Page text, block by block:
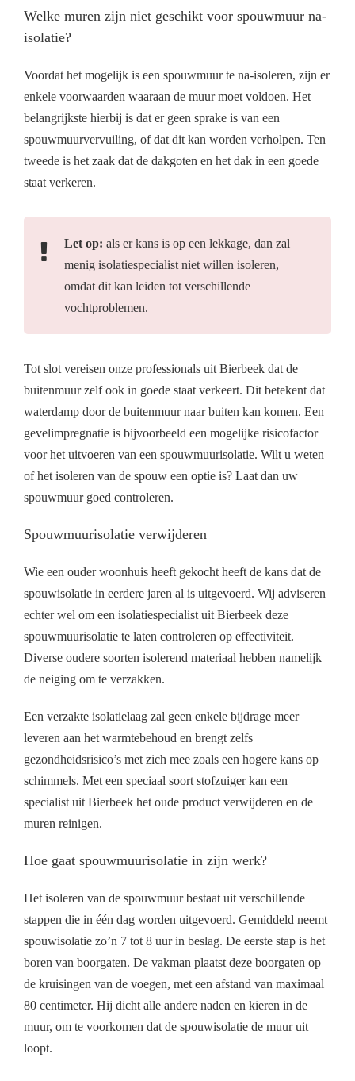
Welke muren zijn niet geschikt voor spouwmuur na-
isolatie?
Voordat het mogelijk is een spouwmuur te na-isoleren, zijn er
enkele voorwaarden waaraan de muur moet voldoen. Het
belangrijkste hierbij is dat er geen sprake is van een
spouwmuurvervuiling, of dat dit kan worden verholpen. Ten
tweede is het zaak dat de dakgoten en het dak in een goede
staat verkeren.
Let op: als er kans is op een lekkage, dan zal
menig isolatiespecialist niet willen isoleren,
omdat dit kan leiden tot verschillende
vochtproblemen.
Tot slot vereisen onze professionals uit Bierbeek dat de
buitenmuur zelf ook in goede staat verkeert. Dit betekent dat
waterdamp door de buitenmuur naar buiten kan komen. Een
gevelimpregnatie is bijvoorbeeld een mogelijke risicofactor
voor het uitvoeren van een spouwmuurisolatie. Wilt u weten
of het isoleren van de spouw een optie is? Laat dan uw
spouwmuur goed controleren.
Spouwmuurisolatie verwijderen
Wie een ouder woonhuis heeft gekocht heeft de kans dat de
spouwisolatie in eerdere jaren al is uitgevoerd. Wij adviseren
echter wel om een isolatiespecialist uit Bierbeek deze
spouwmuurisolatie te laten controleren op effectiviteit.
Diverse oudere soorten isolerend materiaal hebben namelijk
de neiging om te verzakken.
Een verzakte isolatielaag zal geen enkele bijdrage meer
leveren aan het warmtebehoud en brengt zelfs
gezondheidsrisico’s met zich mee zoals een hogere kans op
schimmels. Met een speciaal soort stofzuiger kan een
specialist uit Bierbeek het oude product verwijderen en de
muren reinigen.
Hoe gaat spouwmuurisolatie in zijn werk?
Het isoleren van de spouwmuur bestaat uit verschillende
stappen die in één dag worden uitgevoerd. Gemiddeld neemt
spouwisolatie zo’n 7 tot 8 uur in beslag. De eerste stap is het
boren van boorgaten. De vakman plaatst deze boorgaten op
de kruisingen van de voegen, met een afstand van maximaal
80 centimeter. Hij dicht alle andere naden en kieren in de
muur, om te voorkomen dat de spouwisolatie de muur uit
loopt.